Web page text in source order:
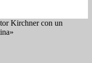
Kirchner con un